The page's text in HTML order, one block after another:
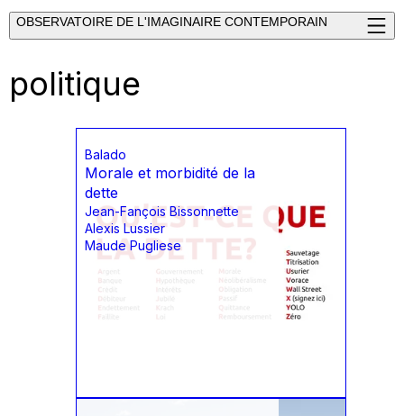
OBSERVATOIRE DE L'IMAGINAIRE CONTEMPORAIN
politique
Balado
Morale et morbidité de la
dette
Jean-Fançois Bissonnette
Alexis Lussier
Maude Pugliese